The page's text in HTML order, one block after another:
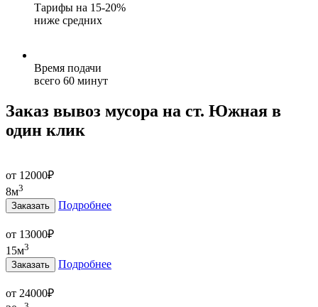
Тарифы на 15-20%
ниже средних
Время подачи
всего 60 минут
Заказ вывоз мусора на ст. Южная в
один клик
от 12000₽
8м3
Заказать
Подробнее
от 13000₽
15м3
Заказать
Подробнее
от 24000₽